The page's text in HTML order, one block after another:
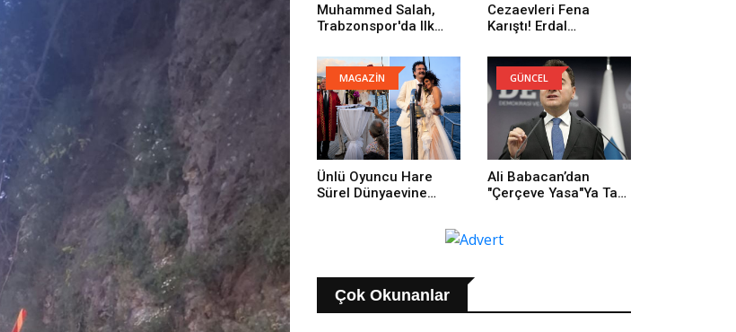
Muhammed Salah,
Trabzonspor'da Ilk
Cezaevleri Fena
Karıştı! Erdal
Yüzünden Buradayım
MAGAZİN
Ünlü Oyuncu Hare
Sürel Dünyaevine
GÜNCEL
Ali Babacan’dan
"Çerçeve Yasa"ya Tam
Çok Okunanlar